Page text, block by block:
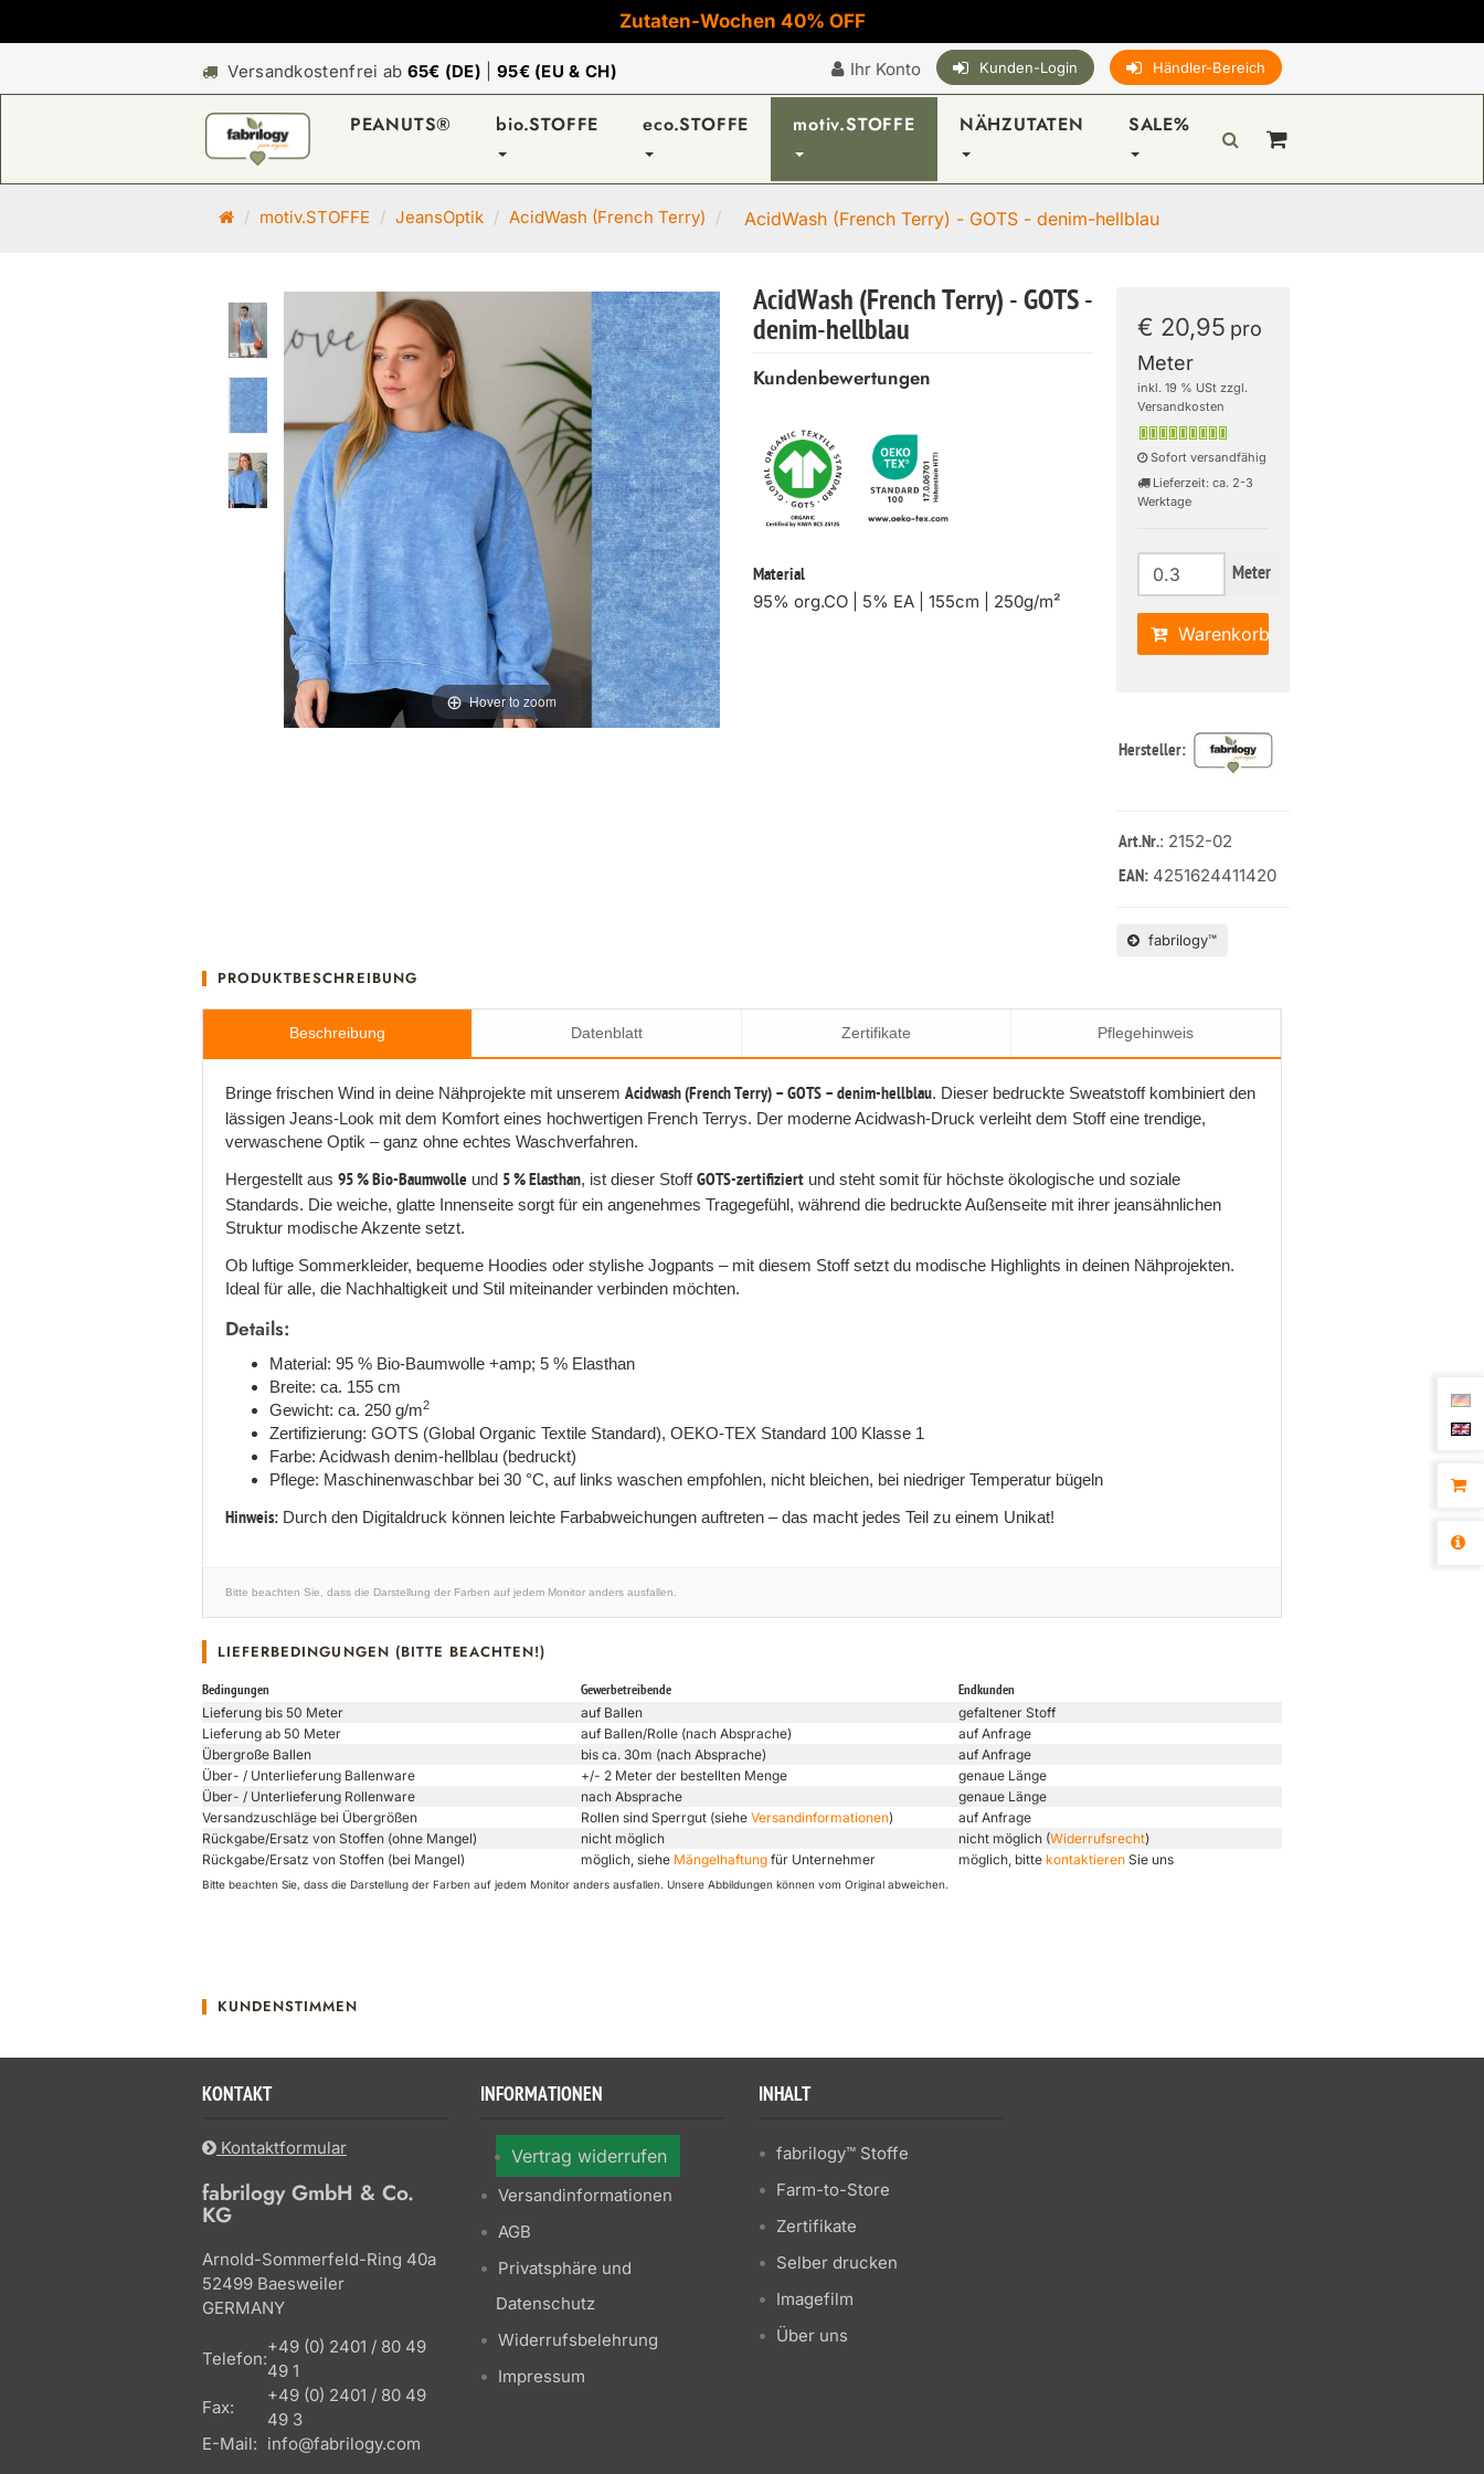
Zutaten-Wochen 40% OFF
Versandkostenfrei ab 65€ (DE) 95€ (EU & CH) Ihr Konto Kunden-Login Händler-Bereich
PEANUTS® bio.STOFFE eco.STOFFE motiv.STOFFE NÄHZUTATEN SALE%
S
t
s
e
t
e
motiv.STOFFE JeansOptik AcidWash (French Terry) AcidWash (French Terry) - GOTS - denim-hellblau
Hover to zoom
AcidWash (French Terry) - GOTS -
denim-hellblau
Kundenbewertungen
Material
95% org.CO | 5% EA | 155cm | 250g/m²
€ 20,95 pro
Meter
inkl. 19 % USt zzgl.
Versandkosten
Sofort versandfähig
Lieferzeit: ca. 2-3
Werktage
Meter
Warenkorb
Hersteller:
Art.Nr.: 2152-02
EAN: 4251624411420
fabrilogy™
PRODUKTBESCHREIBUNG
Beschreibung Datenblatt Zertifikate Pflegehinweis
Bringe frischen Wind in deine Nähprojekte mit unserem Acidwash (French Terry) – GOTS – denim-hellblau. Dieser bedruckte Sweatstoff kombiniert den
lässigen Jeans-Look mit dem Komfort eines hochwertigen French Terrys. Der moderne Acidwash-Druck verleiht dem Stoff eine trendige,
verwaschene Optik – ganz ohne echtes Waschverfahren.
Hergestellt aus 95 % Bio-Baumwolle und 5 % Elasthan, ist dieser StoffGOTS-zertifiziert und steht somit für höchste ökologische und soziale
Standards. Die weiche, glatte Innenseite sorgt für ein angenehmes Tragegefühl, während die bedruckte Außenseite mit ihrer jeansähnlichen
Struktur modische Akzente setzt.
Ob luftige Sommerkleider, bequeme Hoodies oder stylishe Jogpants – mit diesem Stoff setzt du modische Highlights in deinen Nähprojekten.
Ideal für alle, die Nachhaltigkeit und Stil miteinander verbinden möchten.
Details:
Material: 95 % Bio-Baumwolle +amp; 5 % Elasthan
Breite: ca. 155 cm
Gewicht: ca. 250 g/m2
Zertifizierung: GOTS (Global Organic Textile Standard), OEKO-TEX Standard 100 Klasse 1
Farbe: Acidwash denim-hellblau (bedruckt)
Pflege: Maschinenwaschbar bei 30 °C, auf links waschen empfohlen, nicht bleichen, bei niedriger Temperatur bügeln
Hinweis: Durch den Digitaldruck können leichte Farbabweichungen auftreten – das macht jedes Teil zu einem Unikat!
Bitte beachten Sie, dass die Darstellung der Farben auf jedem Monitor anders ausfallen.
LIEFERBEDINGUNGEN (BITTE BEACHTEN!)
Bedingungen Gewerbetreibende Endkunden
Lieferung bis 50 Meter auf Ballen
gefaltener Stoff
Lieferung ab 50 Meter
auf Ballen/Rolle (nach Absprache)
auf Anfrage
Übergroße Ballen
bis ca. 30m (nach Absprache)
auf Anfrage
Über- / Unterlieferung Ballenware
+/- 2 Meter der bestellten Menge
genaue Länge
Über- / Unterlieferung Rollenware
nach Absprache
genaue Länge
Versandzuschläge bei Übergrößen
Rollen sind Sperrgut (siehe Versandinformationen)
auf Anfrage
Rückgabe/Ersatz von Stoffen (ohne Mangel)
nicht möglich nicht möglich (Widerrufsrecht)
Rückgabe/Ersatz von Stoffen (bei Mangel)
möglich, siehe Mängelhaftung für Unternehmer möglich, bitte kontaktieren Sie uns
Bitte beachten Sie, dass die Darstellung der Farben auf jedem Monitor anders ausfallen. Unsere Abbildungen können vom Original abweichen.
KUNDENSTIMMEN
KONTAKT
Kontaktformular
fabrilogy GmbH & Co.
KG
Arnold-Sommerfeld-Ring 40a
52499 Baesweiler
GERMANY
Telefon:
+49 (0) 2401 / 80 49
49 1
Fax:
+49 (0) 2401 / 80 49
49 3
E-Mail: info@fabrilogy.com
INFORMATIONEN
Vertrag widerrufen
Versandinformationen
AGB
Privatsphäre und
Datenschutz
Widerrufsbelehrung
Impressum
INHALT
fabrilogy™ Stoffe
Farm-to-Store
Zertifikate
Selber drucken
Imagefilm
Über uns